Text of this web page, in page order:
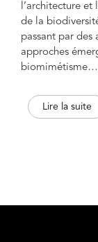
l’architecture et
de la
passant par des
approches
biomimétisme…
culture
avec le monde
de processus
générale et
compréhension
Lire la suite